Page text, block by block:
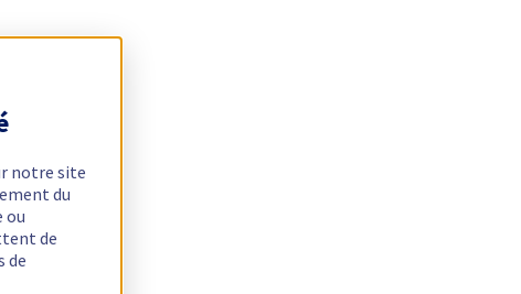
notre site
du
ou
de
de